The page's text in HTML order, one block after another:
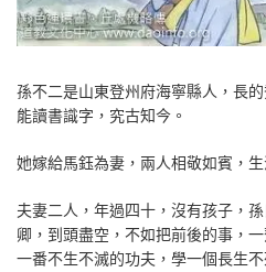
孫不二是山東登州府海寧縣人，長
能讀書識字，究古知今。
她嫁給馬鈺為妻，兩人相敬如賓，生
夫妻二人，年過四十，沒有孩子，
卿，到頭盡空，不如把前後的事，
一番不生不滅的功夫，學一個長生不